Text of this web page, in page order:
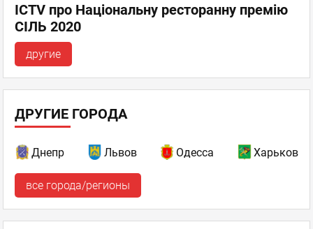
ICTV про Національну ресторанну премію
СІЛЬ 2020
другие
ДРУГИЕ ГОРОДА
Днепр Львов Одесса Харьков
все города/регионы